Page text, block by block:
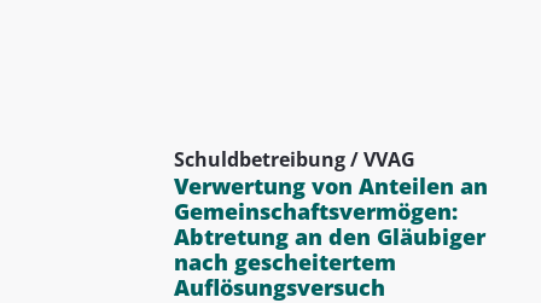
Schuldbetreibung / VVAG
Verwertung von Anteilen an
Gemeinschaftsvermögen:
Abtretung an den Gläubiger
nach gescheitertem
Auflösungsversuch